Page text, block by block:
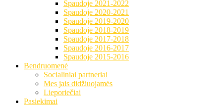
Spaudoje 2021-2022
Spaudoje 2020-2021
Spaudoje 2019-2020
Spaudoje 2018-2019
Spaudoje 2017-2018
Spaudoje 2016-2017
Spaudoje 2015-2016
Bendruomenė
Socialiniai partneriai
Mes jais didžiuojamės
Lieporiečiai
Pasiekimai